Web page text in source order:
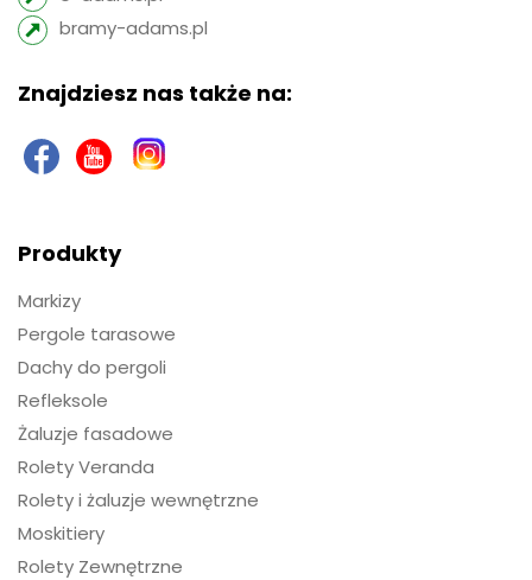
bramy-adams.pl
Znajdziesz nas także na:
Produkty
Markizy
Pergole tarasowe
Dachy do pergoli
Refleksole
Żaluzje fasadowe
Rolety Veranda
Rolety i żaluzje wewnętrzne
Moskitiery
Rolety Zewnętrzne